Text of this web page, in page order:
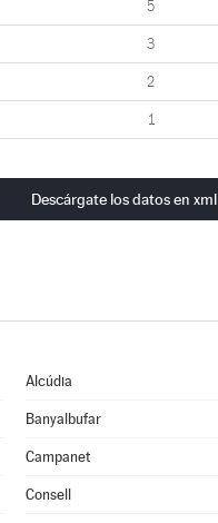
5
3
2
1
Descárgate los datos en xml
Alcúdia
Banyalbufar
Campanet
Consell